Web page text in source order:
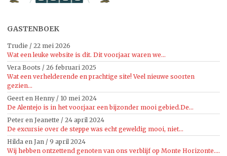
GASTENBOEK
Trudie / 22 mei 2026
Wat een leuke website is dit. Dit voorjaar waren we...
Vera Boots / 26 februari 2025
Wat een verhelderende en prachtige site! Veel nieuwe soorten
gezien...
Geert en Henny / 10 mei 2024
De Alentejo is in het voorjaar een bijzonder mooi gebied.De...
Peter en Jeanette / 24 april 2024
De excursie over de steppe was echt geweldig mooi, niet...
Hilda en Jan / 9 april 2024
Wij hebben ontzettend genoten van ons verblijf op Monte Horizonte....